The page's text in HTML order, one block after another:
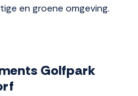
en groene omgeving.
Golfpark